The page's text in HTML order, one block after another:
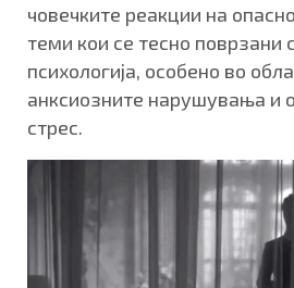
човечките реакции на
теми кои се тесно поврзани
психологија, особено во
анксиозните нарушувања и
стрес.